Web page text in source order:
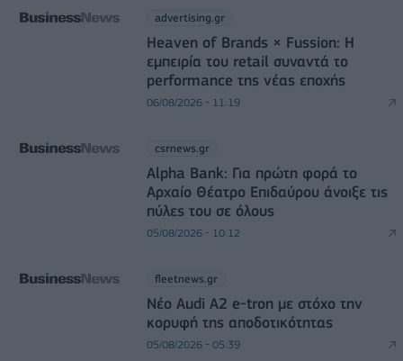
advertising.gr
Heaven of Brands × Fussion: Η
εμπειρία του retail συναντά το
performance της νέας εποχής
06/08/2026 - 11:19
csrnews.gr
Alpha Bank: Για πρώτη φορά το
Αρχαίο Θέατρο Επιδαύρου άνοιξε τις
πύλες του σε όλους
05/08/2026 - 10:12
fleetnews.gr
Νέο Audi A2 e-tron με στόχο την
κορυφή της αποδοτικότητας
05/08/2026 - 05:39